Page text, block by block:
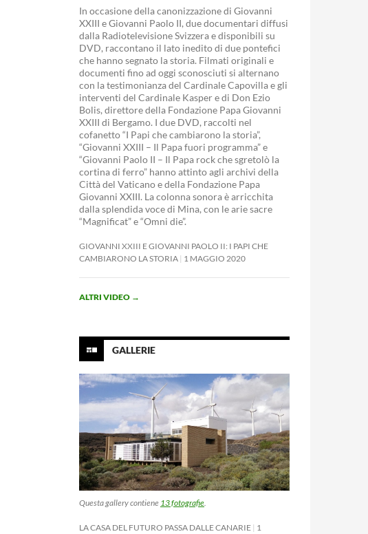
In occasione della canonizzazione di Giovanni
XXIII e Giovanni Paolo II, due documentari diffusi
dalla Radiotelevisione Svizzera e disponibili su
DVD, raccontano il lato inedito di due pontefici
che hanno segnato la storia. Filmati originali e
documenti fino ad oggi sconosciuti si alternano
con la testimonianza del Cardinale Capovilla e gli
interventi del Cardinale Kasper e di Don Ezio
Bolis, direttore della Fondazione Papa Giovanni
XXIII di Bergamo. I due DVD, raccolti nel
cofanetto “I Papi che cambiarono la storia”,
“Giovanni XXIII – Il Papa fuori programma” e
“Giovanni Paolo II – Il Papa rock che sgretolò la
cortina di ferro” hanno attinto agli archivi della
Città del Vaticano e della Fondazione Papa
Giovanni XXIII. La colonna sonora è arricchita
dalla splendida voce di Mina, con le arie sacre
“Magnificat” e “Omni die”.
GIOVANNI XXIII E GIOVANNI PAOLO II: I PAPI CHE
CAMBIARONO LA STORIA 1 MAGGIO 2020
ALTRI VIDEO →
GALLERIE
Questa gallery contiene 13 fotografie.
LA CASA DEL FUTURO PASSA DALLE CANARIE 1